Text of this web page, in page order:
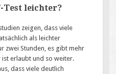
Test leichter?
zeigen, dass viele
als leichter
zwei Stunden, es gibt mehr
ist erlaubt und so weiter.
dass viele deutlich